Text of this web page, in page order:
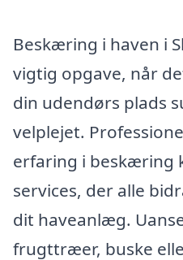
Beskæring i haven i
vigtig opgave, når
din udendørs plads
velplejet.
erfaring i beskæring
services, der alle
dit haveanlæg.
frugttræer, buske